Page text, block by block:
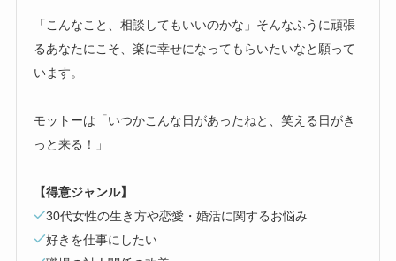
「こんなこと、相談してもいいのかな」そんなふうに頑張
るあなたにこそ、楽に幸せになってもらいたいなと願って
います。
モットーは「いつかこんな日があったねと、笑える日がき
っと来る！」
【得意ジャンル】
30代女性の生き方や恋愛・婚活に関するお悩み
好きを仕事にしたい